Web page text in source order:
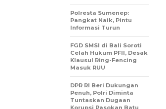
Polresta Sumenep:
Pangkat Naik, Pintu
Informasi Turun
FGD SMSI di Bali Soroti
Celah Hukum PFII, Desak
Klausul Ring-Fencing
Masuk RUU
DPR RI Beri Dukungan
Penuh, Polri Diminta
Tuntaskan Dugaan